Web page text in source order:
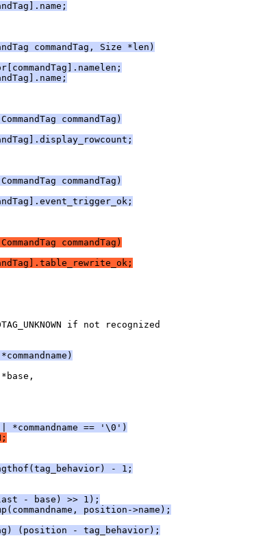
commandTag, Size *len)
commandTag)
commandTag)
commandTag)
if not recognized
*commandname == '\0')
- 1;
- base) >> 1);
position->name);
(position - tag_behavior);